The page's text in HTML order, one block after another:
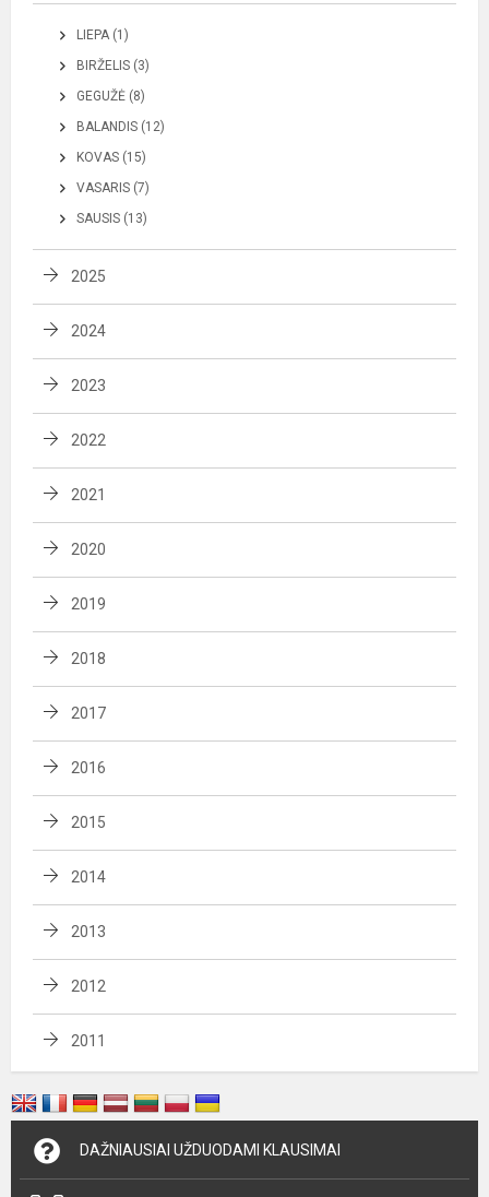
LIEPA (1)
BIRŽELIS (3)
GEGUŽĖ (8)
BALANDIS (12)
KOVAS (15)
VASARIS (7)
SAUSIS (13)
2025
2024
2023
2022
2021
2020
2019
2018
2017
2016
2015
2014
2013
2012
2011
DAŽNIAUSIAI UŽDUODAMI KLAUSIMAI